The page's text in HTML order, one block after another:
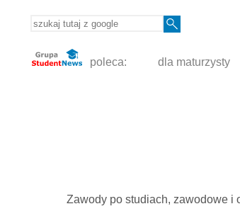
poleca: dla maturzysty
Zawody po studiach, zawodowe i